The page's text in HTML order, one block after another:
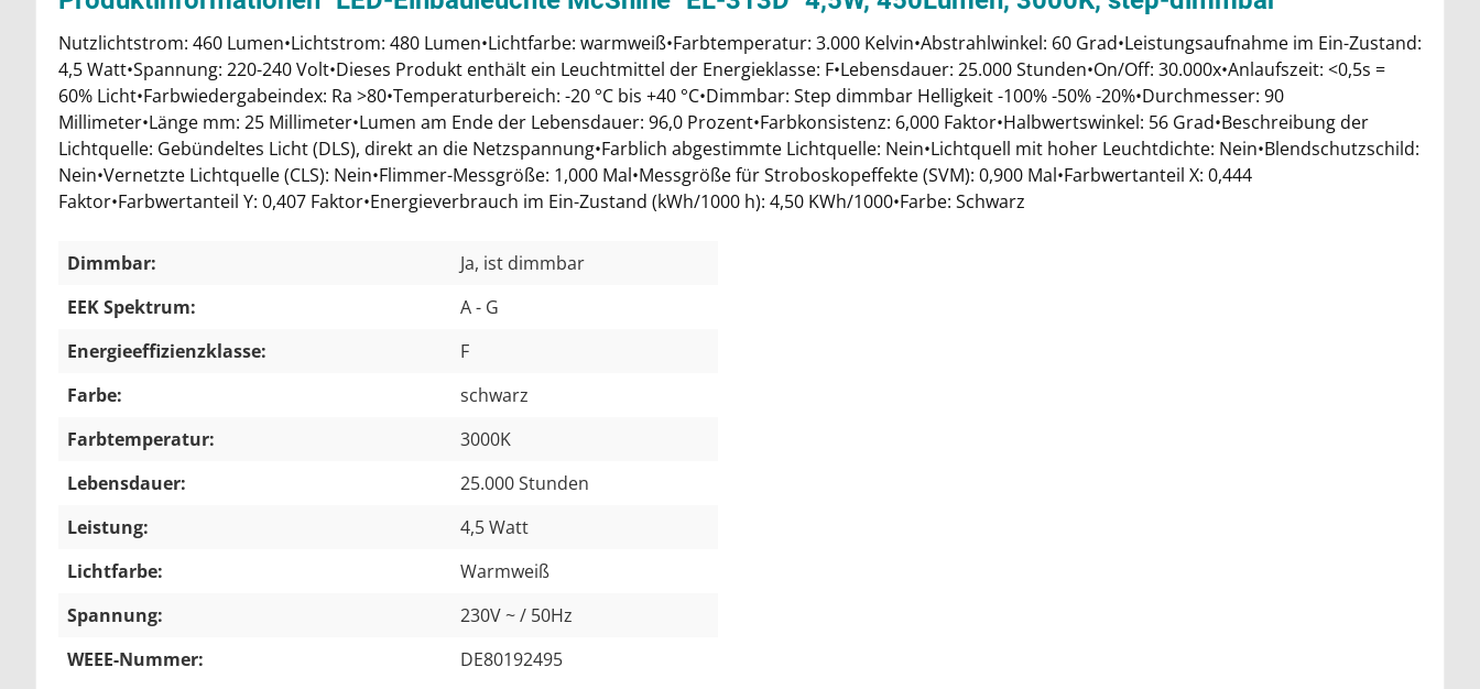
Nutzlichtstrom: 460 Lumen•Lichtstrom: 480 Lumen•Lichtfarbe: warmweiß•Farbtemperatur: 3.000 Kelvin•Abstrahlwinkel: 60 Grad•Leistungsaufnahme im Ein-Zustand:
4,5 Watt•Spannung: 220-240 Volt•Dieses Produkt enthält ein Leuchtmittel der Energieklasse: F•Lebensdauer: 25.000 Stunden•On/Off: 30.000x•Anlaufszeit: <0,5s =
60% Licht•Farbwiedergabeindex: Ra >80•Temperaturbereich: -20 °C bis +40 °C•Dimmbar: Step dimmbar Helligkeit -100% -50% -20%•Durchmesser: 90
Millimeter•Länge mm: 25 Millimeter•Lumen am Ende der Lebensdauer: 96,0 Prozent•Farbkonsistenz: 6,000 Faktor•Halbwertswinkel: 56 Grad•Beschreibung der
Lichtquelle: Gebündeltes Licht (DLS), direkt an die Netzspannung•Farblich abgestimmte Lichtquelle: Nein•Lichtquell mit hoher Leuchtdichte: Nein•Blendschutzschild:
Nein•Vernetzte Lichtquelle (CLS): Nein•Flimmer-Messgröße: 1,000 Mal•Messgröße für Stroboskopeffekte (SVM): 0,900 Mal•Farbwertanteil X: 0,444
Faktor•Farbwertanteil Y: 0,407 Faktor•Energieverbrauch im Ein-Zustand (kWh/1000 h): 4,50 KWh/1000•Farbe: Schwarz
Dimmbar:
Ja, ist dimmbar
EEK Spektrum:
A - G
Energieeffizienzklasse:
F
Farbe:
schwarz
Farbtemperatur:
3000K
Lebensdauer:
25.000 Stunden
Leistung:
4,5 Watt
Lichtfarbe:
Warmweiß
Spannung:
230V ~ / 50Hz
WEEE-Nummer:
DE80192495